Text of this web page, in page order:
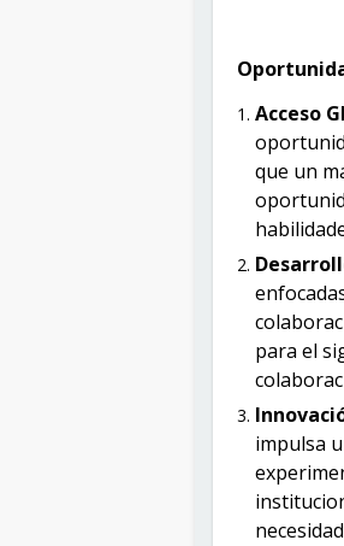
Acceso
que un
para el
impulsa